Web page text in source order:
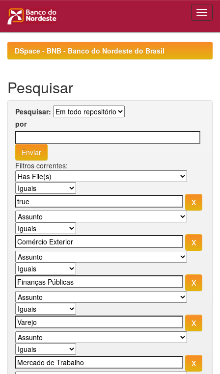
navigationDSpace - BNB - Banco do Nordeste do Brasil
Pesquisar
Pesquisar:
por
Filtros correntes: